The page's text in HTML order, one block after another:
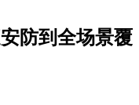
防到全场景覆